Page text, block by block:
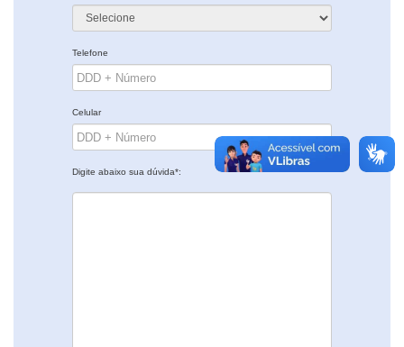
Telefone
Celular
Digite abaixo sua dúvida*: